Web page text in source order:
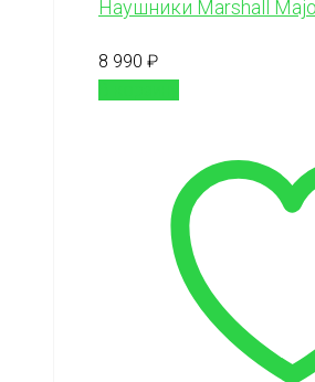
Наушники Marshall
8 990 ₽